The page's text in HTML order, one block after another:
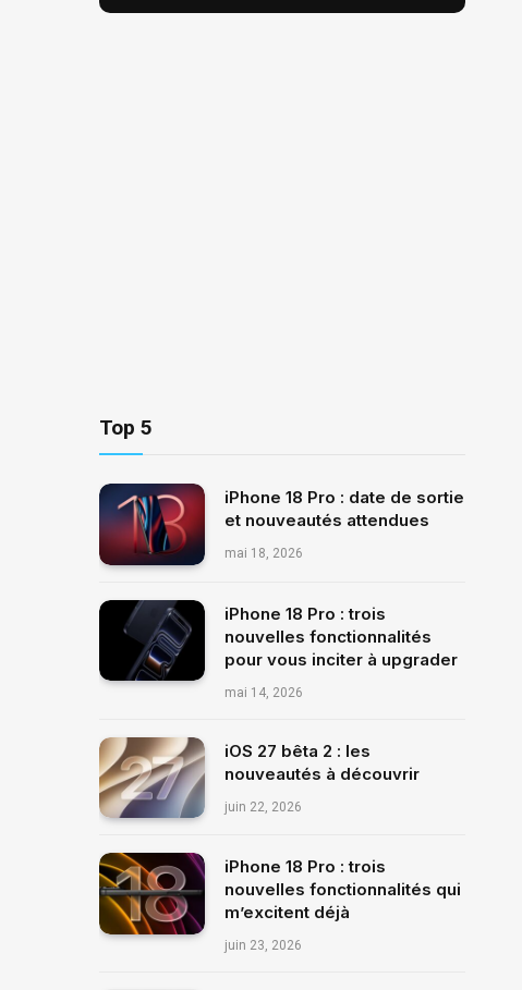
Top 5
iPhone 18 Pro : date de sortie
et nouveautés attendues
mai 18, 2026
iPhone 18 Pro : trois
nouvelles fonctionnalités
pour vous inciter à upgrader
mai 14, 2026
iOS 27 bêta 2 : les
nouveautés à découvrir
juin 22, 2026
iPhone 18 Pro : trois
nouvelles fonctionnalités qui
m’excitent déjà
juin 23, 2026